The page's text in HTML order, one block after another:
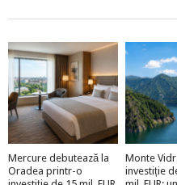
Mercure debutează la
Oradea printr-o
Monte
investiție